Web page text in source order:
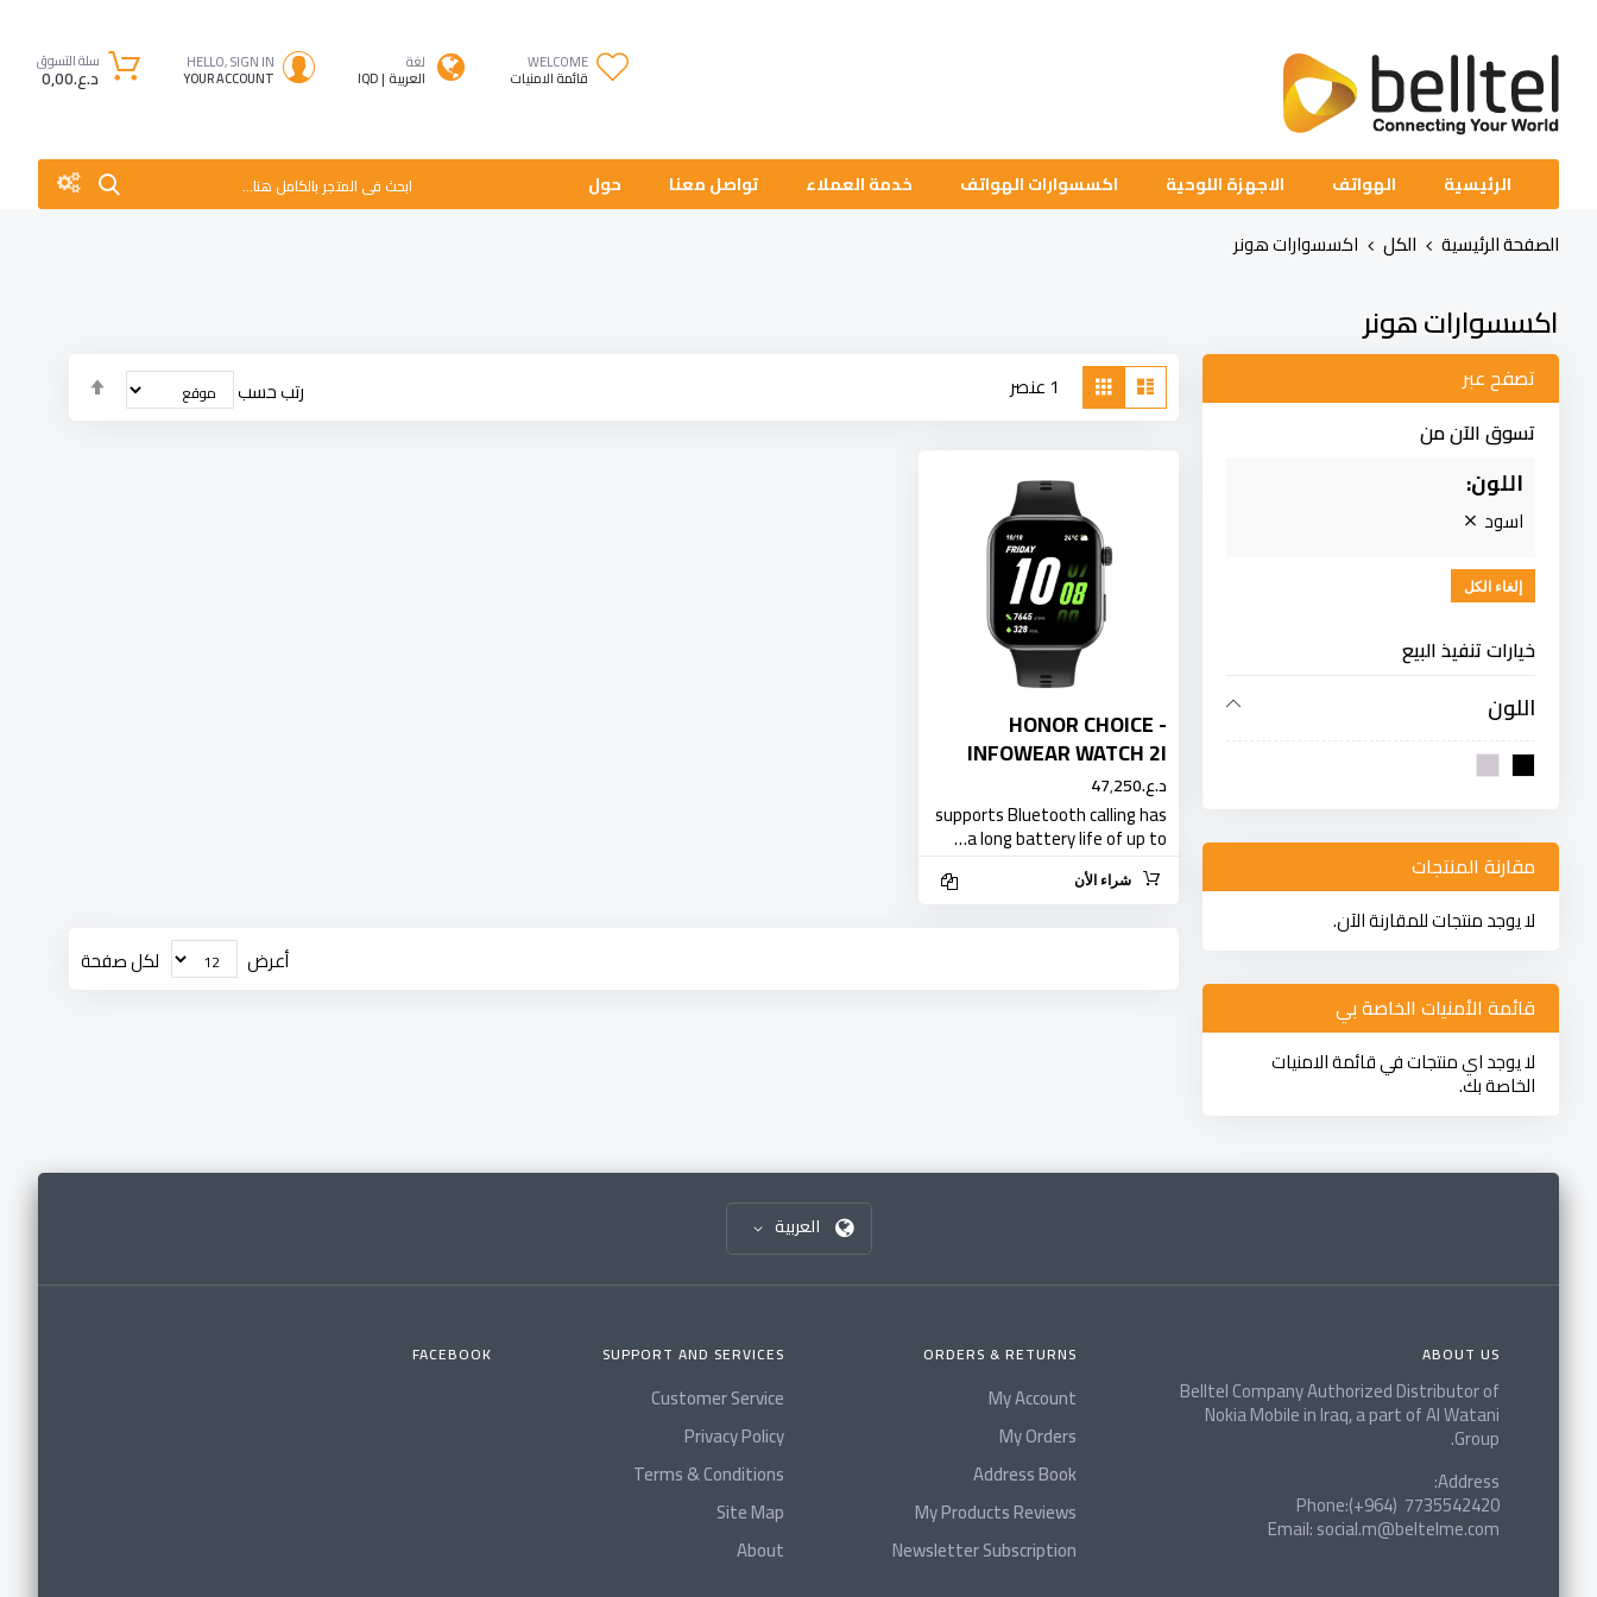
المحتوى WELCOME
قائمة الامنيات
لغة
العربية IQD
HELLO, SIGN IN
YOUR ACCOUNT
سلة التسوق
د.ع.‏0٫00
الرئيسية الهواتف الاجهزة اللوحية اكسسوارات الهواتف خدمة العملاء تواصل معنا حول ابحث فى المتجر بالكامل هنا...
الصفحة الرئيسية الكل اكسسوارات هونر
اكسسوارات هونر
مشاهدة
كا
الشبكة قائمة 1 عنصر رتب حسب
HONOR CHOICE -
INFOWEAR WATCH 2I
د.ع.‏47٬250
supports Bluetooth calling has
a long battery life of up to…
شراء الأن
أعرض لكل صفحة
تصفح عبر
تسوق الآن من
اللون
اسود
إلغاء الكل
خيارات تنفيذ البيع
اللون
مقارنة المنتجات
لا يوجد منتجات للمقارنة الآن.
قائمة الأمنيات الخاصة بي
لا يوجد اي منتجات في قائمة الامنيات
الخاصة بك.
العربية
ABOUT US
Belltel Company Authorized Distributor of
Nokia Mobile in Iraq, a part of Al Watani
Group.
Address:
Phone:(+964) 7735542420
Email: social.m@beltelme.com
ORDERS & RETURNS
My Account
My Orders
Address Book
My Products Reviews
Newsletter Subscription
SUPPORT AND SERVICES
Customer Service
Privacy Policy
Terms & Conditions
Site Map
About
FACEBOOK